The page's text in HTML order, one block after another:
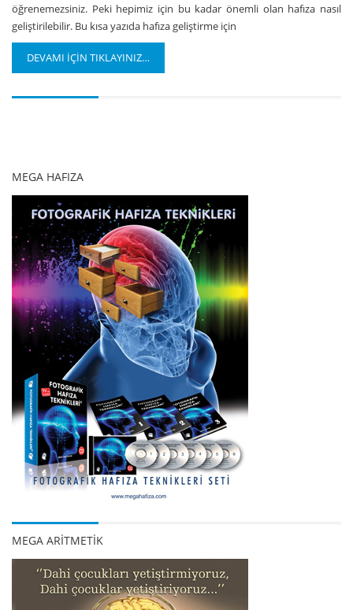
öğrenemezsiniz. Peki hepimiz için bu kadar önemli olan hafıza nasıl
geliştirilebilir. Bu kısa yazıda hafıza geliştirme için
DEVAMI İÇİN TIKLAYINIZ…
MEGA HAFIZA
MEGA ARİTMETİK